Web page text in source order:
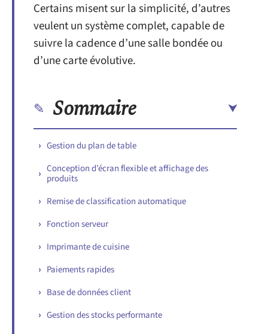
Certains misent sur la simplicité, d’autres
veulent un système complet, capable de
suivre la cadence d’une salle bondée ou
d’une carte évolutive.
Sommaire
Gestion du plan de table
Conception d’écran flexible et affichage des
produits
Remise de classification automatique
Fonction serveur
Imprimante de cuisine
Paiements rapides
Base de données client
Gestion des stocks performante